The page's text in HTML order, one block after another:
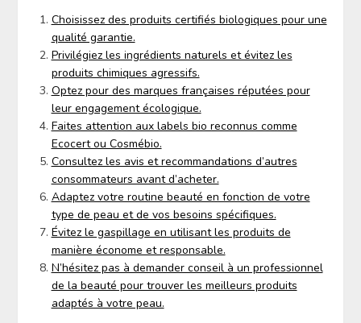
Choisissez des produits certifiés biologiques pour une
qualité garantie.
Privilégiez les ingrédients naturels et évitez les
produits chimiques agressifs.
Optez pour des marques françaises réputées pour
leur engagement écologique.
Faites attention aux labels bio reconnus comme
Ecocert ou Cosmébio.
Consultez les avis et recommandations d’autres
consommateurs avant d’acheter.
Adaptez votre routine beauté en fonction de votre
type de peau et de vos besoins spécifiques.
Évitez le gaspillage en utilisant les produits de
manière économe et responsable.
N’hésitez pas à demander conseil à un professionnel
de la beauté pour trouver les meilleurs produits
adaptés à votre peau.